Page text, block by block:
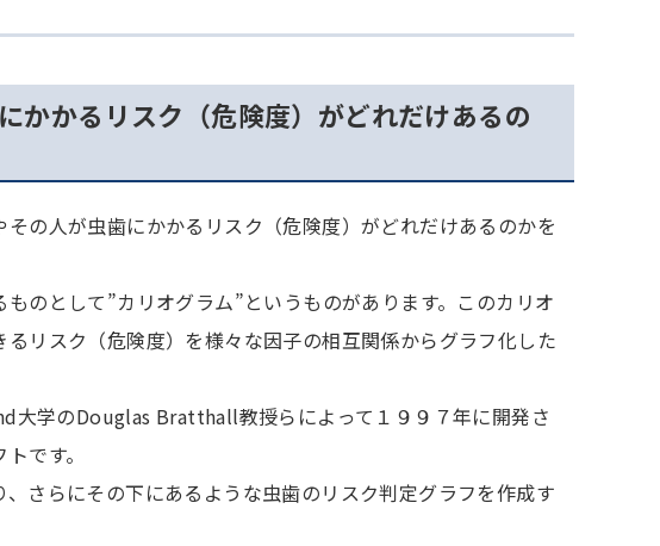
かかるリスク（危険度）がどれだけあるの
の人が虫歯にかかるリスク（危険度）がどれだけあるのかを
のとして”カリオグラム”というものがあります。このカリオ
リスク（危険度）を様々な因子の相互関係からグラフ化した
大学のDouglas Bratthall教授らによって１９９７年に開発さ
です。
さらにその下にあるような虫歯のリスク判定グラフを作成す